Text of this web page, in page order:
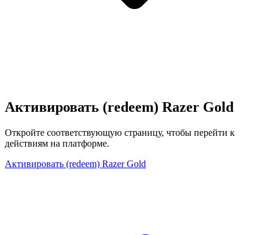
Активировать (redeem) Razer Gold
Откройте соответствующую страницу, чтобы перейти к
действиям на платформе.
Активировать (redeem) Razer Gold